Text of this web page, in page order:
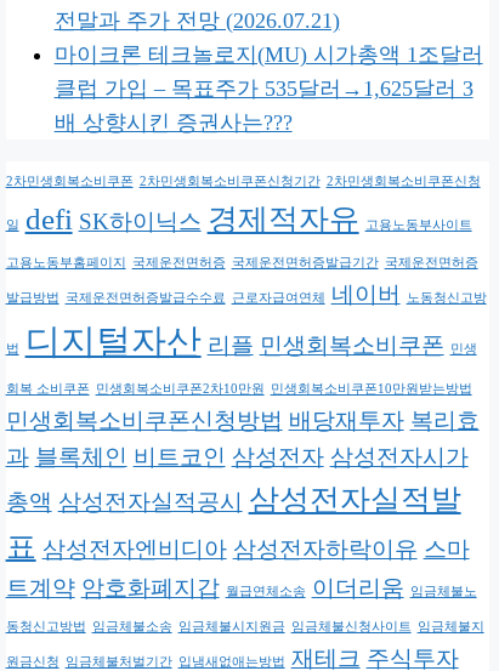
전말과 주가 전망 (2026.07.21)
마이크론 테크놀로지(MU) 시가총액 1조달러
클럽 가입 – 목표주가 535달러→1,625달러 3
배 상향시킨 증권사는???
2차민생회복소비쿠폰 2차민생회복소비쿠폰신청기간 2차민생회복소비쿠폰신청
일 defi SK하이닉스 경제적자유 고용노동부사이트
고용노동부홈페이지 국제운전면허증 국제운전면허증발급기간 국제운전면허증
발급방법 국제운전면허증발급수수료 근로자급여연체 네이버 노동청신고방
법 디지털자산 리플 민생회복소비쿠폰 민생
회복 소비쿠폰 민생회복소비쿠폰2차10만원 민생회복소비쿠폰10만원받는방법
민생회복소비쿠폰신청방법 배당재투자 복리효
과 블록체인 비트코인 삼성전자 삼성전자시가
총액 삼성전자실적공시 삼성전자실적발
표 삼성전자엔비디아 삼성전자하락이유 스마
트계약 암호화폐지갑 월급연체소송 이더리움 임금체불노
동청신고방법 임금체불소송 임금체불시지원금 임금체불신청사이트 임금체불지
원금신청 임금체불처벌기간 입냄새없애는방법 재테크 주식투자